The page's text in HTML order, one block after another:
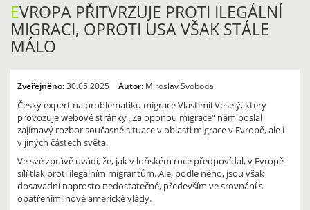
EVROPA PŘITVRZUJE PROTI ILEGÁLNÍ
MIGRACI, OPROTI USA VŠAK STÁLE
MÁLO
Zveřejněno:30.05.2025 Autor: Miroslav Svoboda
Český expert na problematiku migrace Vlastimil Veselý, který
provozuje webové stránky „Za oponou migrace“ nám poslal
zajímavý rozbor současné situace v oblasti migrace v Evropě, ale i
v jiných částech světa.
Ve své zprávě uvádí, že, jak v loňském roce předpovídal, v Evropě
sílí tlak proti ilegálním migrantům. Ale, podle něho, jsou však
dosavadní naprosto nedostatečné, především ve srovnání s
opatřeními nové americké vlády.